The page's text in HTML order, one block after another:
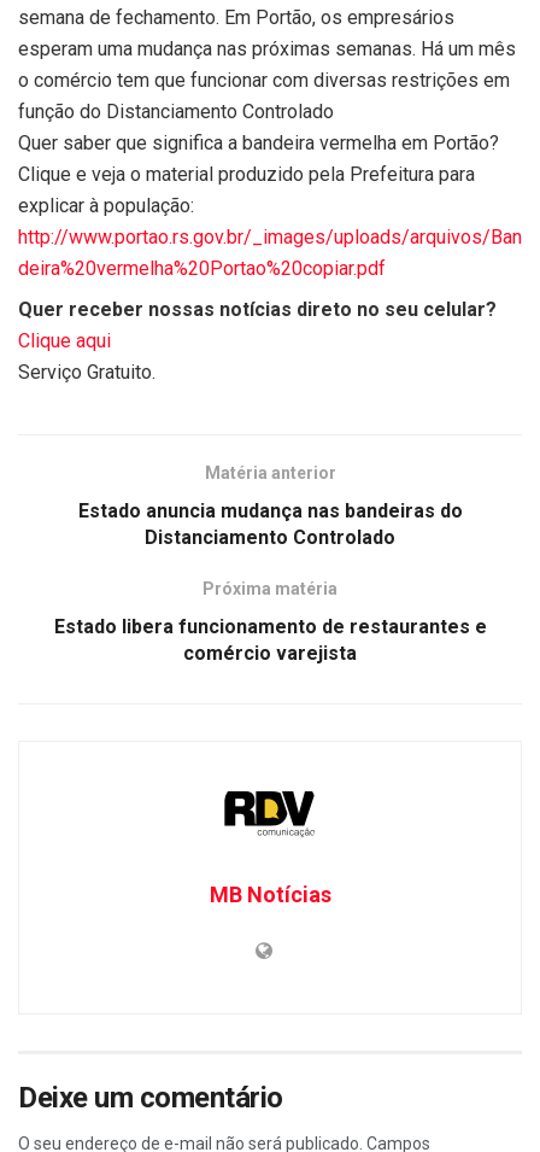
semana de fechamento. Em Portão, os empresários
esperam uma mudança nas próximas semanas. Há um mês
o comércio tem que funcionar com diversas restrições em
função do Distanciamento Controlado
Quer saber que significa a bandeira vermelha em Portão?
Clique e veja o material produzido pela Prefeitura para
explicar à população:
http://www.portao.rs.gov.br/_images/uploads/arquivos/Ban
deira%20vermelha%20Portao%20copiar.pdf
Quer receber nossas notícias direto no seu celular?
Clique aqui
Serviço Gratuito.
Matéria anterior
Estado anuncia mudança nas bandeiras do
Distanciamento Controlado
Próxima matéria
Estado libera funcionamento de restaurantes e
comércio varejista
MB Notícias
Deixe um comentário
O seu endereço de e-mail não será publicado. Campos